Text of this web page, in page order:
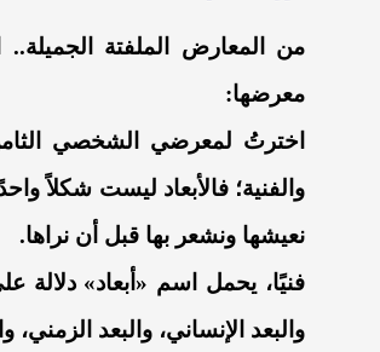
معرضها:
والفنية؛فالأبعاد ليست شكلاً
نعيشها ونشعر بها قبل أن نراها.
فنيًا، يحمل اسم «أبعاد»
والبعد الإنساني، والبعد